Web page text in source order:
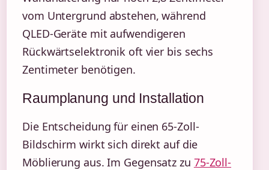
vom Untergrund abstehen, während
QLED-Geräte mit aufwendigeren
Rückwärtselektronik oft vier bis sechs
Zentimeter benötigen.
Raumplanung und Installation
Die Entscheidung für einen 65-Zoll-
Bildschirm wirkt sich direkt auf die
Möblierung aus. Im Gegensatz zu 75-Zoll-